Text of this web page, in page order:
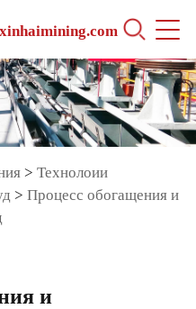
>Технолоии
>Процесс обогащения и
и